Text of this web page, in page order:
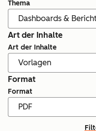
Thema
Art der Inhalte
Art der Inhalte
Format
Format